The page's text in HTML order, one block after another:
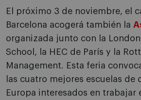
El próximo 3 de noviembre, el
Barcelona acogerá también la
organizada junto con la London
School, la HEC de París y la
Management. Esta feria
las cuatro mejores escuelas de
Europa interesados en trabajar